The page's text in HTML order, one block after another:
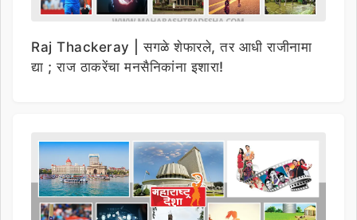
Raj Thackeray | सगळे शेफारले, तर आधी राजीनामा
द्या ; राज ठाकरेंचा मनसैनिकांना इशारा!